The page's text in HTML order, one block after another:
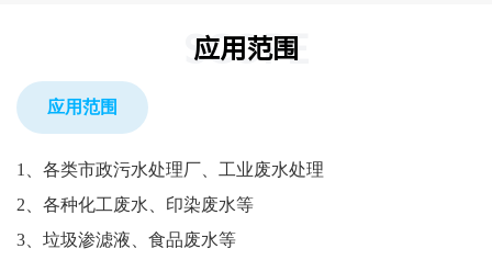
应用范围
SCOPE
应用范围
1、各类市政污水处理厂、工业废水处理
2、各种化工废水、印染废水等
3、垃圾渗滤液、食品废水等